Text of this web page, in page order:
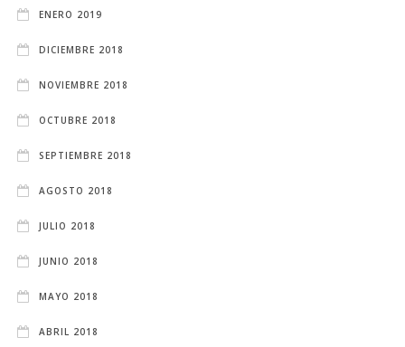
ENERO 2019
DICIEMBRE 2018
NOVIEMBRE 2018
OCTUBRE 2018
SEPTIEMBRE 2018
AGOSTO 2018
JULIO 2018
JUNIO 2018
MAYO 2018
ABRIL 2018